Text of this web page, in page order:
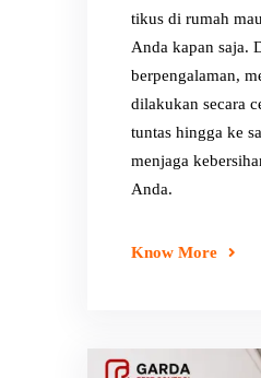
tikus di rumah
Anda kapan saja.
berpengalaman,
dilakukan secara
tuntas hingga ke
menjaga
Anda.
Know More